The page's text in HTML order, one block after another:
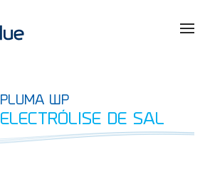
PLUMA WP
ELECTRÓLISE DE SAL